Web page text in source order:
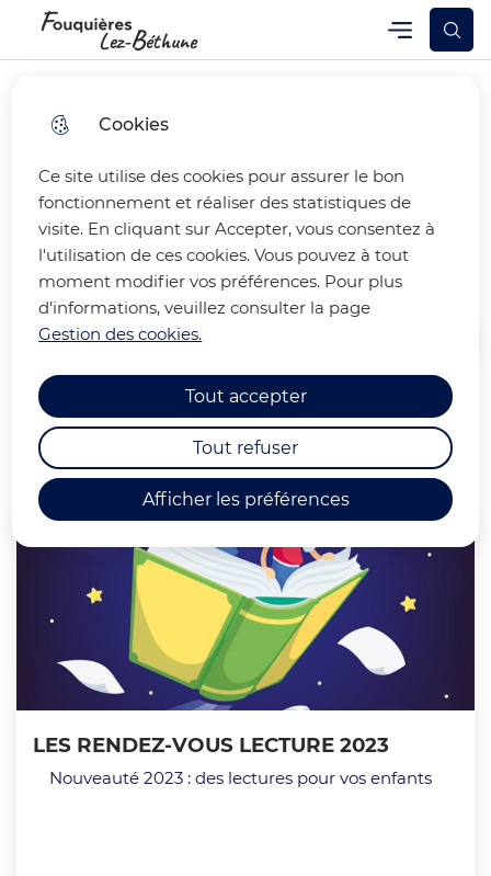
Cookies
Ce site utilise des cookies pour assurer le bon
fonctionnement et réaliser des statistiques de
visite. En cliquant sur Accepter, vous consentez à
l'utilisation de ces cookies. Vous pouvez à tout
moment modifier vos préférences. Pour plus
d'informations, veuillez consulter la page
Gestion des cookies.
Afficher les préférences
Tout accepter
Tout refuser
Skip
menu
to
search
principal
Skip to
site
map
Fouquières-lez-Béthune Menu principal
Menu
LECTURE CONTE POUR LES
ENFANTS
La lecture pour vos enfants à
Fouquières lez Béthune
LES RENDEZ-VOUS LECTURE 2023
Nouveauté 2023 : des lectures pour vos enfants